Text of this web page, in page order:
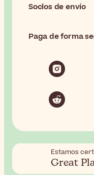
Socios de envío
Paga de forma
Estamos
Great